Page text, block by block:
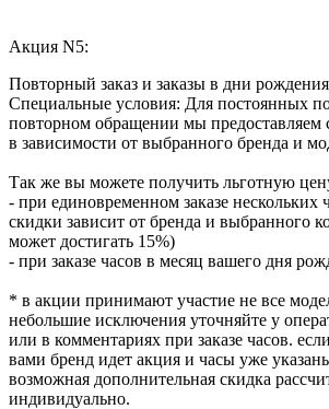
Акция N5:
Повторный заказ и заказы в дни рождения
Специальные условия: Для постоянных
повторном обращении мы предоставляем
в зависимости от выбранного бренда и
Так же вы можете получить льготную
- при единовременном заказе нескольких
скидки зависит от бренда и выбранного
может достигать 15%)
- при заказе часов в месяц вашего дня
* в акции принимают участие не все
небольшие исключения уточняйте у
или в комментариях при заказе часов.
вами бренд идет акция и часы уже
возможная дополнительная скидка
индивидуально.